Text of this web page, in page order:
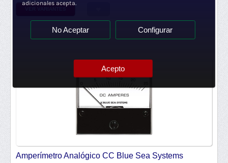
Amperímetro Analógico CC Blue Sea Systems
adicionales acepta.
No Aceptar Configurar
Acepto